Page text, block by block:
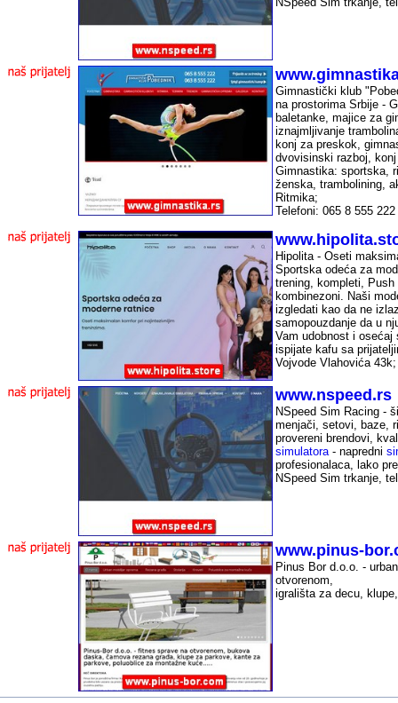
Gimnastički klub
na prostorima Srbije -
baletanke, majice za
iznajmljivanje
konj za preskok,
dvovisinski razboj,
Gimnastika: sportska,
ženska, trambolining,
Ritmika;
Telefoni: 065 8 555
Hipolita - Oseti
Sportska odeća za
trening, kompleti,
kombinezoni. Naši
izgledati kao da ne
samopouzdanje da u
Vam udobnost i
ispijate kafu sa
Vojvode Vlahovića
www.nspeed.rs
NSpeed Sim Racing -
menjači, setovi, baze,
provereni brendovi,
simulatora- napredni
profesionalaca, lako
NSpeed Sim trkanje,
www.pinus-
Pinus Bor d.o.o. -
otvorenom,
igrališta za decu,